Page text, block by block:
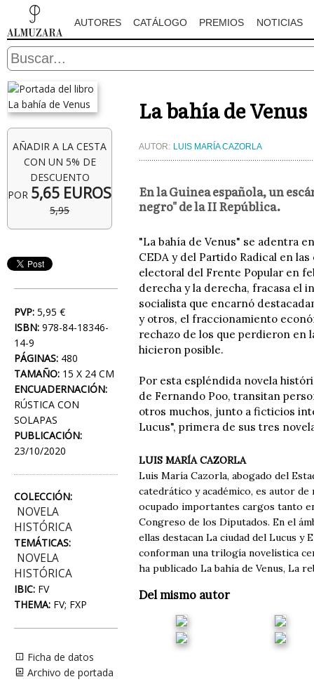
AUTORES CATÁLOGO PREMIOS NOTICIAS
AÑADIR A LA CESTA
CON UN 5% DE
DESCUENTO
POR 5,65 EUROS
5,95
PVP: 5,95 €
ISBN: 978-84-18346-
14-9
PÁGINAS: 480
TAMAÑO: 15 X 24 CM
ENCUADERNACIÓN:
RÚSTICA CON
SOLAPAS
PUBLICACIÓN:
23/10/2020
COLECCIÓN:
NOVELA
HISTÓRICA
TEMÁTICAS:
NOVELA
HISTÓRICA
IBIC: FV
THEMA: FV; FXP
Ficha de datos
Archivo de portada
La bahía de Venus
AUTOR: LUIS MARÍA CAZORLA
En la Guinea española, un
negro" de la II República.
"La bahía de Venus" se adentra
CEDA y del Partido Radical en
electoral del Frente Popular en
derecha y la derecha, fracasa el
socialista que encarnó
y otros, el fraccionamiento
rechazo de los que perdieron en
hicieron posible.
Por esta espléndida novela
de Fernando Poo, transitan
otros muchos, junto a ficticios
Lucus", primera de sus tres
LUIS MARÍA CAZORLA
Luis María Cazorla, abogado del
catedrático y académico, es autor
ocupado importantes cargos tanto
Congreso de los Diputados. En el
ellas destacan La ciudad del Lucus y
conforman una trilogía novelística
ha publicado La bahía de Venus, La
Del mismo autor